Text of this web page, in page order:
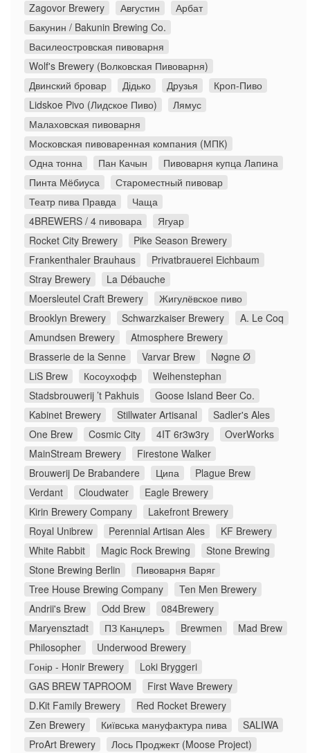
Zagovor Brewery
Августин
Арбат
Бакунин / Bakunin Brewing Co.
Василеостровская пивоварня
Wolf's Brewery (Волковская Пивоварня)
Двинский бровар
Дідько Друзья
Кроп-Пиво
Lidskoe Pivo (Лидское Пиво)
Лямус
Малаховская пивоварня
Московская пивоваренная компания (МПК)
Одна тонна
Пан Качын
Пивоварня купца Лапина
Пинта Мёбиуса
Староместный пивовар
Театр пива Правда
Чаща
4BREWERS / 4 пивовара
Ягуар
Rocket City Brewery
Pike Season Brewery
Frankenthaler Brauhaus
Privatbrauerei Eichbaum
Stray Brewery
La Débauche
Moersleutel Craft Brewery
Жигулёвское пиво
Brooklyn Brewery
Schwarzkaiser Brewery
A. Le Coq
Amundsen Brewery
Atmosphere Brewery
Brasserie de la Senne
Varvar Brew
Nøgne Ø
LiS Brew
Косоухофф
Weihenstephan
Stadsbrouwerij ’t Pakhuis
Goose Island Beer Co.
Kabinet Brewery
Stillwater Artisanal
Sadler's Ales
One Brew
Cosmic City 4IT 6r3w3ry
OverWorks
MainStream Brewery
Firestone Walker
Brouwerij De Brabandere
Ципа
Plague Brew
Verdant
Cloudwater
Eagle Brewery
Kirin Brewery Company
Lakefront Brewery
Royal Unibrew
Perennial Artisan Ales
KF Brewery
White Rabbit
Magic Rock Brewing
Stone Brewing
Stone Brewing Berlin
Пивоварня Варяг
Tree House Brewing Company
Ten Men Brewery
Andrii's Brew
Odd Brew
084Brewery
Maryensztadt
ПЗ Канцлеръ Brewmen
Mad Brew
Philosopher
Underwood Brewery
Гонір - Honir Brewery
Loki Bryggeri
GAS BREW TAPROOM
First Wave Brewery
D.Kit Family Brewery
Red Rocket Brewery
Zen Brewery
Київська мануфактура пива
SALIWA
ProArt Brewery
Лось Проджект (Moose Project)